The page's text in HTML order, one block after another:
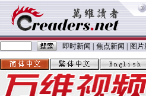
即时新闻 焦点新闻 图片